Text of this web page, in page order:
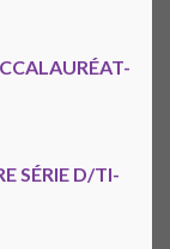
SÉRIE D/TI-